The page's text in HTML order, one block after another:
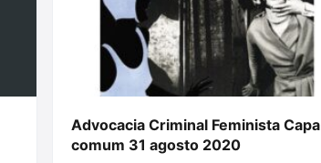
Advocacia Criminal Feminista Capa
comum 31 agosto 2020